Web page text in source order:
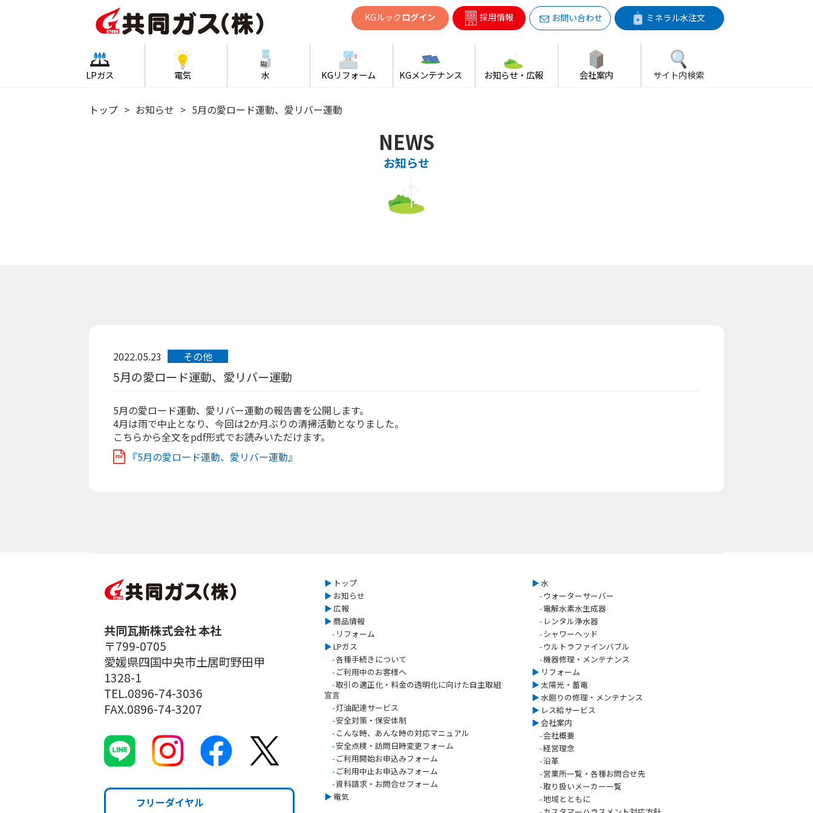
KGルック ログイン 採用情報 お問い合わせ ミネラル水注文
LPガス 電気 水 KGリフォーム KGメンテナンス お知らせ・広報 会社案内 サイト内検索
トップ お知らせ 5月の愛ロード運動、愛リバー運動
NEWS
お知らせ
2022.05.23 その他
5月の愛ロード運動、愛リバー運動
5月の愛ロード運動、愛リバー運動の報告書を公開します。
4月は雨で中止となり、今回は2か月ぶりの清掃活動となりました。
こちらから全文をpdf形式でお読みいただけます。
『5月の愛ロード運動、愛リバー運動』
共同瓦斯株式会社 本社
〒799-0705
愛媛県四国中央市土居町野田甲
1328-1
TEL.0896-74-3036
FAX.0896-74-3207
フリーダイヤル
▶︎ トップ
▶︎ お知らせ
▶︎広報
▶︎ 商品情報
- リフォーム
▶︎LPガス
-各種手続きについて
- ご利用中のお客様へ
-取引の適正化・料金の透明化に向けた自主取組
宣言
-灯油配達サービス
-安全対策・保安体制
- こんな時、あんな時の対応マニュアル
-安全点検・訪問日時変更フォーム
- ご利用開始お申込みフォーム
- ご利用中止お申込みフォーム
-資料請求・お問合せフォーム
▶︎ 電気
▶︎水
- ウォーターサーバー
-電解水素水生成器
- レンタル浄水器
-シャワーヘッド
- ウルトラファインバブル
-機器修理・メンテナンス
▶︎ リフォーム
▶︎太陽光・蓄電
▶︎水廻りの修理・メンテナンス
▶︎ レス給サービス
▶︎会社案内
-会社概要
-経営理念
-沿革
-営業所一覧・各種お問合せ先
-取り扱いメーカー一覧
-地域とともに